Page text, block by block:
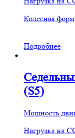
Колесная
Подробнее
(S5)
Мощность
Нагрузка на